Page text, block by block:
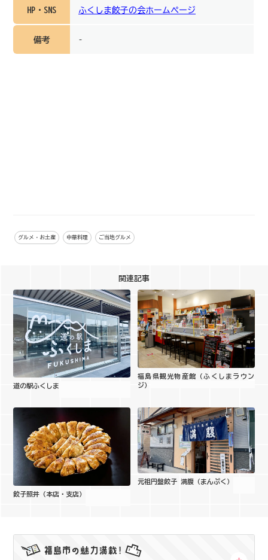
HP・SNS ふくしま餃子の会ホームページ
備考 –
グルメ・お土産 中華料理 ご当地グルメ
関連記事
道の駅ふくしま
福島県観光物産館（ふくしまラウン
ジ）
餃子照井（本店・支店）
元祖円盤餃子 満腹（まんぷく）